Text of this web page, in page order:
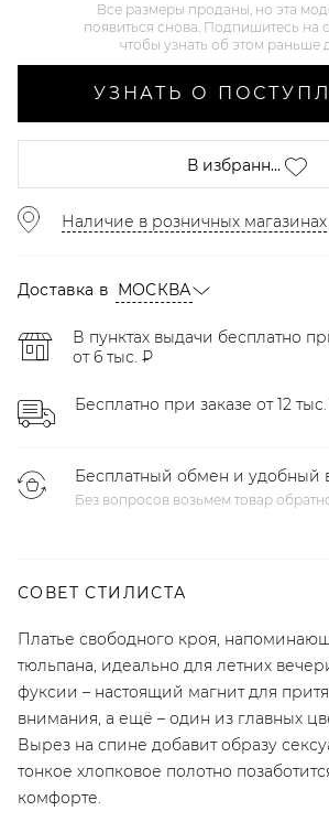
Все размеры проданы, но эта
появиться снова. Подпишитесь на
чтобы узнать об этом раньше
УЗНАТЬ О
В избранн...
Наличие в розничных магазинах
Доставка в МОСКВА
В пунктах выдачи бесплатно
от 6 тыс. ₽
Бесплатно при заказе от 12
Бесплатный обмен и удобный
Без вопросов возьмем товар
СОВЕТ СТИЛИСТА
Платье свободного кроя,
тюльпана, идеально для летних
фуксии – настоящий магнит для
внимания, а ещё – один из главных
Вырез на спине добавит образу
тонкое хлопковое полотно
комфорте.